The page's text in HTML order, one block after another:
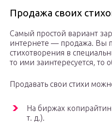
Продажа своих
Самый простой вариант
интернете — продажа. Вы
стихотворения в
то ими заинтересуется, то
Продавать свои стихи
На биржах
т. д.).